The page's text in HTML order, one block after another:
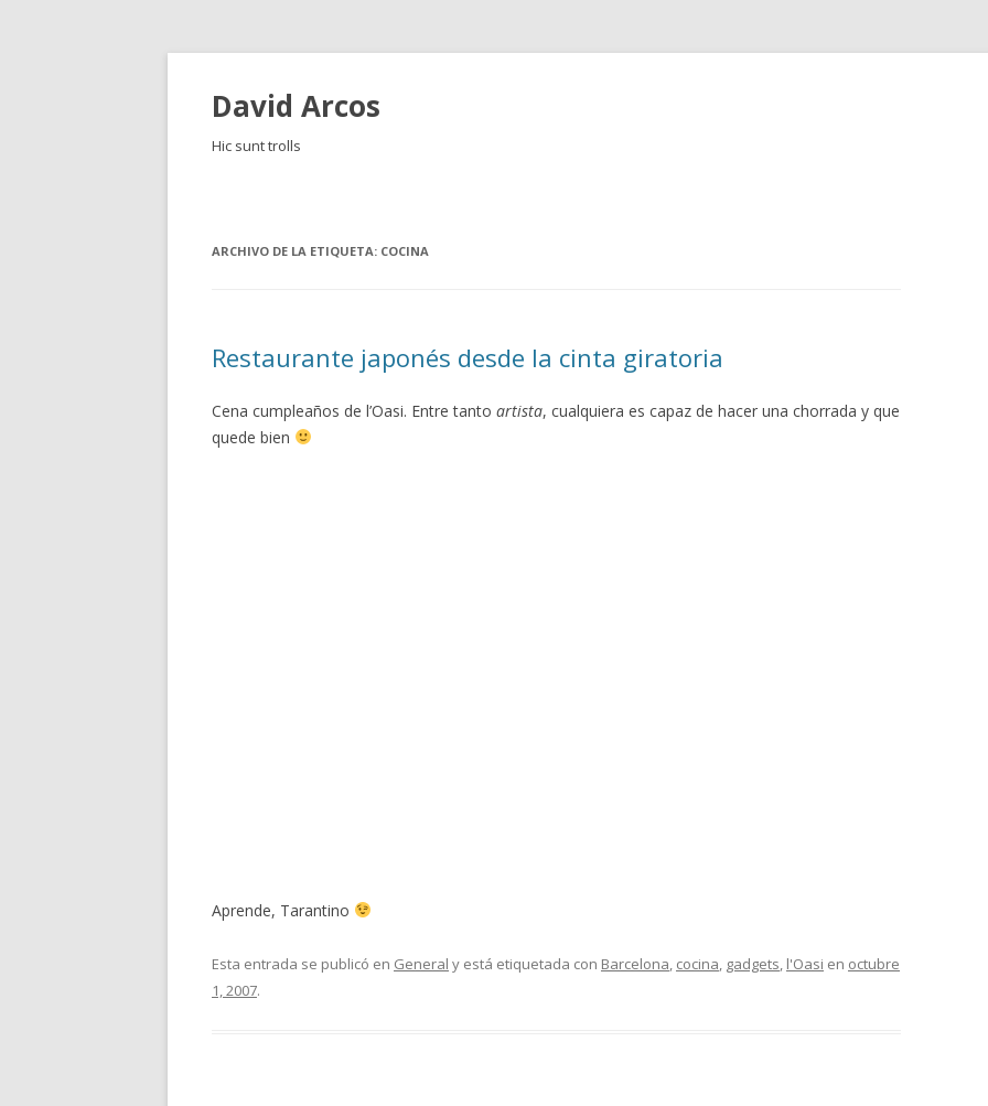
David Arcos
Hic sunt trolls
ARCHIVO DE LA ETIQUETA: COCINA
Restaurante japonés desde la cinta giratoria
Cena cumpleaños de l’Oasi. Entre tanto artista, cualquiera es capaz de hacer una chorrada y que
quede bien
Aprende, Tarantino
Esta entrada se publicó en General y está etiquetada con Barcelona, cocina, gadgets, l'Oasi en octubre
1, 2007.